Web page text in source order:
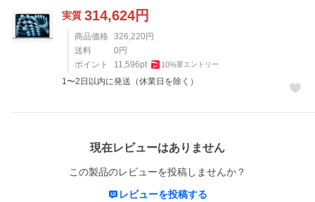
実質 314,624円
商品価格 326,220 円
送料
0 円
ポイント
11,596pt 10%要エントリー
1〜2日以内に発送（休業日を除く）
現在レビューはありません
この製品のレビューを投稿しませんか？
レビューを投稿する